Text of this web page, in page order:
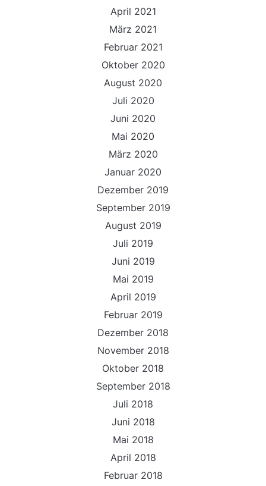
April 2021
März 2021
Februar 2021
Oktober 2020
August 2020
Juli 2020
Juni 2020
Mai 2020
März 2020
Januar 2020
Dezember 2019
September 2019
August 2019
Juli 2019
Juni 2019
Mai 2019
April 2019
Februar 2019
Dezember 2018
November 2018
Oktober 2018
September 2018
Juli 2018
Juni 2018
Mai 2018
April 2018
Februar 2018